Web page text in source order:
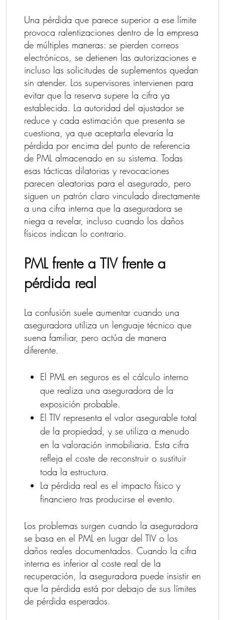
Una pérdida que parece superior a ese límite
provoca ralentizaciones dentro de la empresa
de múltiples maneras: se pierden correos
electrónicos, se detienen las autorizaciones e
incluso las solicitudes de suplementos quedan
sin atender. Los supervisores intervienen para
evitar que la reserva supere la cifra ya
establecida. La autoridad del ajustador se
reduce y cada estimación que presenta se
cuestiona, ya que aceptarla elevaría la
pérdida por encima del punto de referencia
de PML almacenado en su sistema. Todas
esas tácticas dilatorias y revocaciones
parecen aleatorias para el asegurado, pero
siguen un patrón claro vinculado directamente
a una cifra interna que la aseguradora se
niega a revelar, incluso cuando los daños
físicos indican lo contrario.
PML frente a TIV frente a
pérdida real
La confusión suele aumentar cuando una
aseguradora utiliza un lenguaje técnico que
suena familiar, pero actúa de manera
diferente.
El PML en seguros es el cálculo interno
que realiza una aseguradora de la
exposición probable.
El TIV representa el valor asegurable total
de la propiedad, y se utiliza a menudo
en la valoración inmobiliaria. Esta cifra
refleja el coste de reconstruir o sustituir
toda la estructura.
La pérdida real es el impacto físico y
financiero tras producirse el evento.
Los problemas surgen cuando la aseguradora
se basa en el PML en lugar del TIV o los
daños reales documentados. Cuando la cifra
interna es inferior al coste real de la
recuperación, la aseguradora puede insistir en
que la pérdida está por debajo de sus límites
de pérdida esperados.